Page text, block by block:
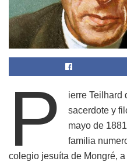
P
ierre Teilhard
sacerdote y
mayo de
familia
colegio jesuíta de Mongré,